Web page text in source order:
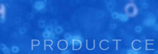
PRODUCT